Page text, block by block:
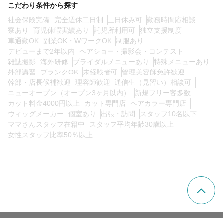
この条件の求人数0 件
検索する
こだわり条件から探す
社会保険完備
完全週休二日制 土日休み可
勤務時間応相談
寮あり
育児休暇実績あり 託児所利用可
独立支援制度
車通勤OK
副業OK・WワークOK
制服あり
デビューまで2年以内
ヘアショー・撮影会・コンテスト
雑誌撮影
海外研修 ブライダルメニューあり
特殊メニューあり
外部講習
ブランクOK 未経験者可
管理美容師免許歓迎
幹部・店長候補歓迎
理容師歓迎
通信生（見習い）相談可
ニューオープン（オープン3ヶ月以内）
新規フリー客多数
カット料金4000円以上
カット専門店
ヘアカラー専門店
ウィッグメーカー
個室あり 出張・訪問
スタッフ10名以下
ママさんスタッフ在籍中
スタッフ平均年齢30歳以上
女性スタッフ比率50％以上